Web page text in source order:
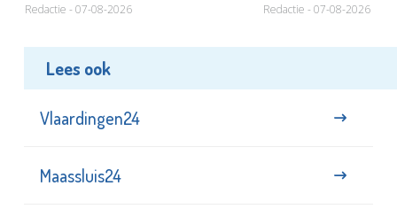
Redactie - 07-08-2026 Redactie - 07-08-2026
Lees ook
Vlaardingen24
Maassluis24